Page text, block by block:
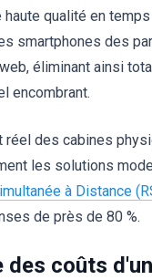
haute qualité en
smartphones des
éliminant ainsi
encombrant.
réel des cabines
les solutions
à Distance
de près de 80 %.
des coûts